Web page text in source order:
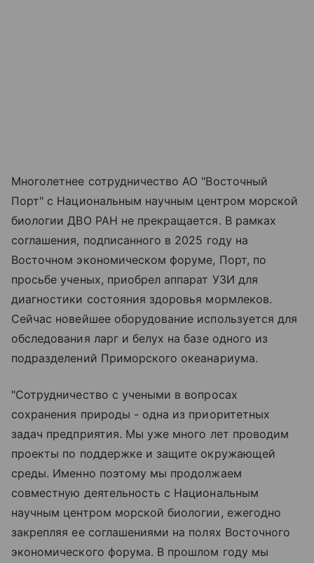
Многолетнее сотрудничество АО "Восточный
Порт" с Национальным научным центром морской
биологии ДВО РАН не прекращается. В рамках
соглашения, подписанного в 2025 году на
Восточном экономическом форуме, Порт, по
просьбе ученых, приобрел аппарат УЗИ для
диагностики состояния здоровья мормлеков.
Сейчас новейшее оборудование используется для
обследования ларг и белух на базе одного из
подразделений Приморского океанариума.
"Сотрудничество с учеными в вопросах
сохранения природы - одна из приоритетных
задач предприятия. Мы уже много лет проводим
проекты по поддержке и защите окружающей
среды. Именно поэтому мы продолжаем
совместную деятельность с Национальным
научным центром морской биологии, ежегодно
закрепляя ее соглашениями на полях Восточного
экономического форума. В прошлом году мы